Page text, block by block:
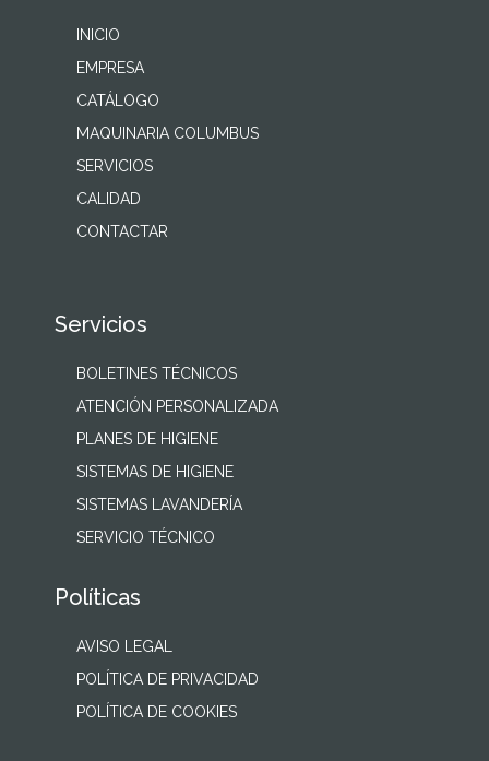
INICIO
EMPRESA
CATÁLOGO
MAQUINARIA COLUMBUS
SERVICIOS
CALIDAD
CONTACTAR
Servicios
BOLETINES TÉCNICOS
ATENCIÓN PERSONALIZADA
PLANES DE HIGIENE
SISTEMAS DE HIGIENE
SISTEMAS LAVANDERÍA
SERVICIO TÉCNICO
Políticas
AVISO LEGAL
POLÍTICA DE PRIVACIDAD
POLÍTICA DE COOKIES